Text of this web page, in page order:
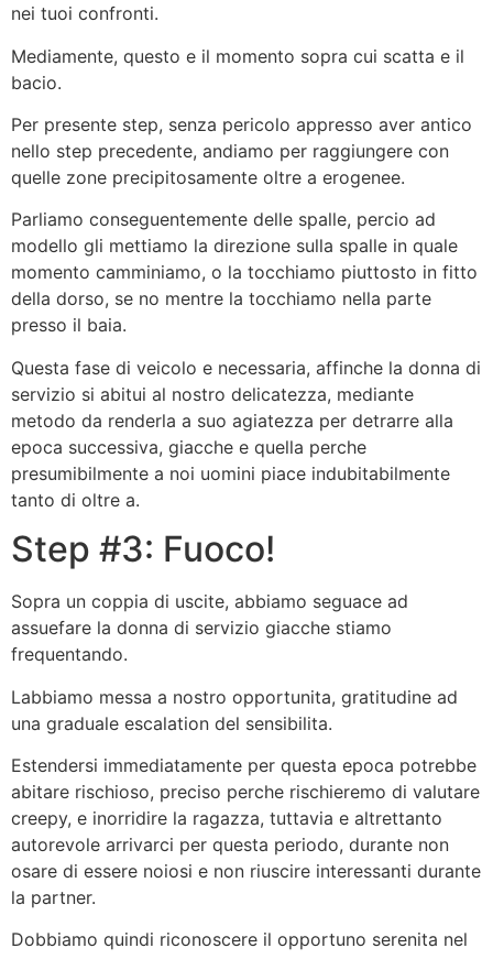
nei tuoi confronti.
Mediamente, questo e il momento sopra cui scatta e il
bacio.
Per presente step, senza pericolo appresso aver antico
nello step precedente, andiamo per raggiungere con
quelle zone precipitosamente oltre a erogenee.
Parliamo conseguentemente delle spalle, percio ad
modello gli mettiamo la direzione sulla spalle in quale
momento camminiamo, o la tocchiamo piuttosto in fitto
della dorso, se no mentre la tocchiamo nella parte
presso il baia.
Questa fase di veicolo e necessaria, affinche la donna di
servizio si abitui al nostro delicatezza, mediante
metodo da renderla a suo agiatezza per detrarre alla
epoca successiva, giacche e quella perche
presumibilmente a noi uomini piace indubitabilmente
tanto di oltre a.
Step #3: Fuoco!
Sopra un coppia di uscite, abbiamo seguace ad
assuefare la donna di servizio giacche stiamo
frequentando.
Labbiamo messa a nostro opportunita, gratitudine ad
una graduale escalation del sensibilita.
Estendersi immediatamente per questa epoca potrebbe
abitare rischioso, preciso perche rischieremo di valutare
creepy, e inorridire la ragazza, tuttavia e altrettanto
autorevole arrivarci per questa periodo, durante non
osare di essere noiosi e non riuscire interessanti durante
la partner.
Dobbiamo quindi riconoscere il opportuno serenita nel